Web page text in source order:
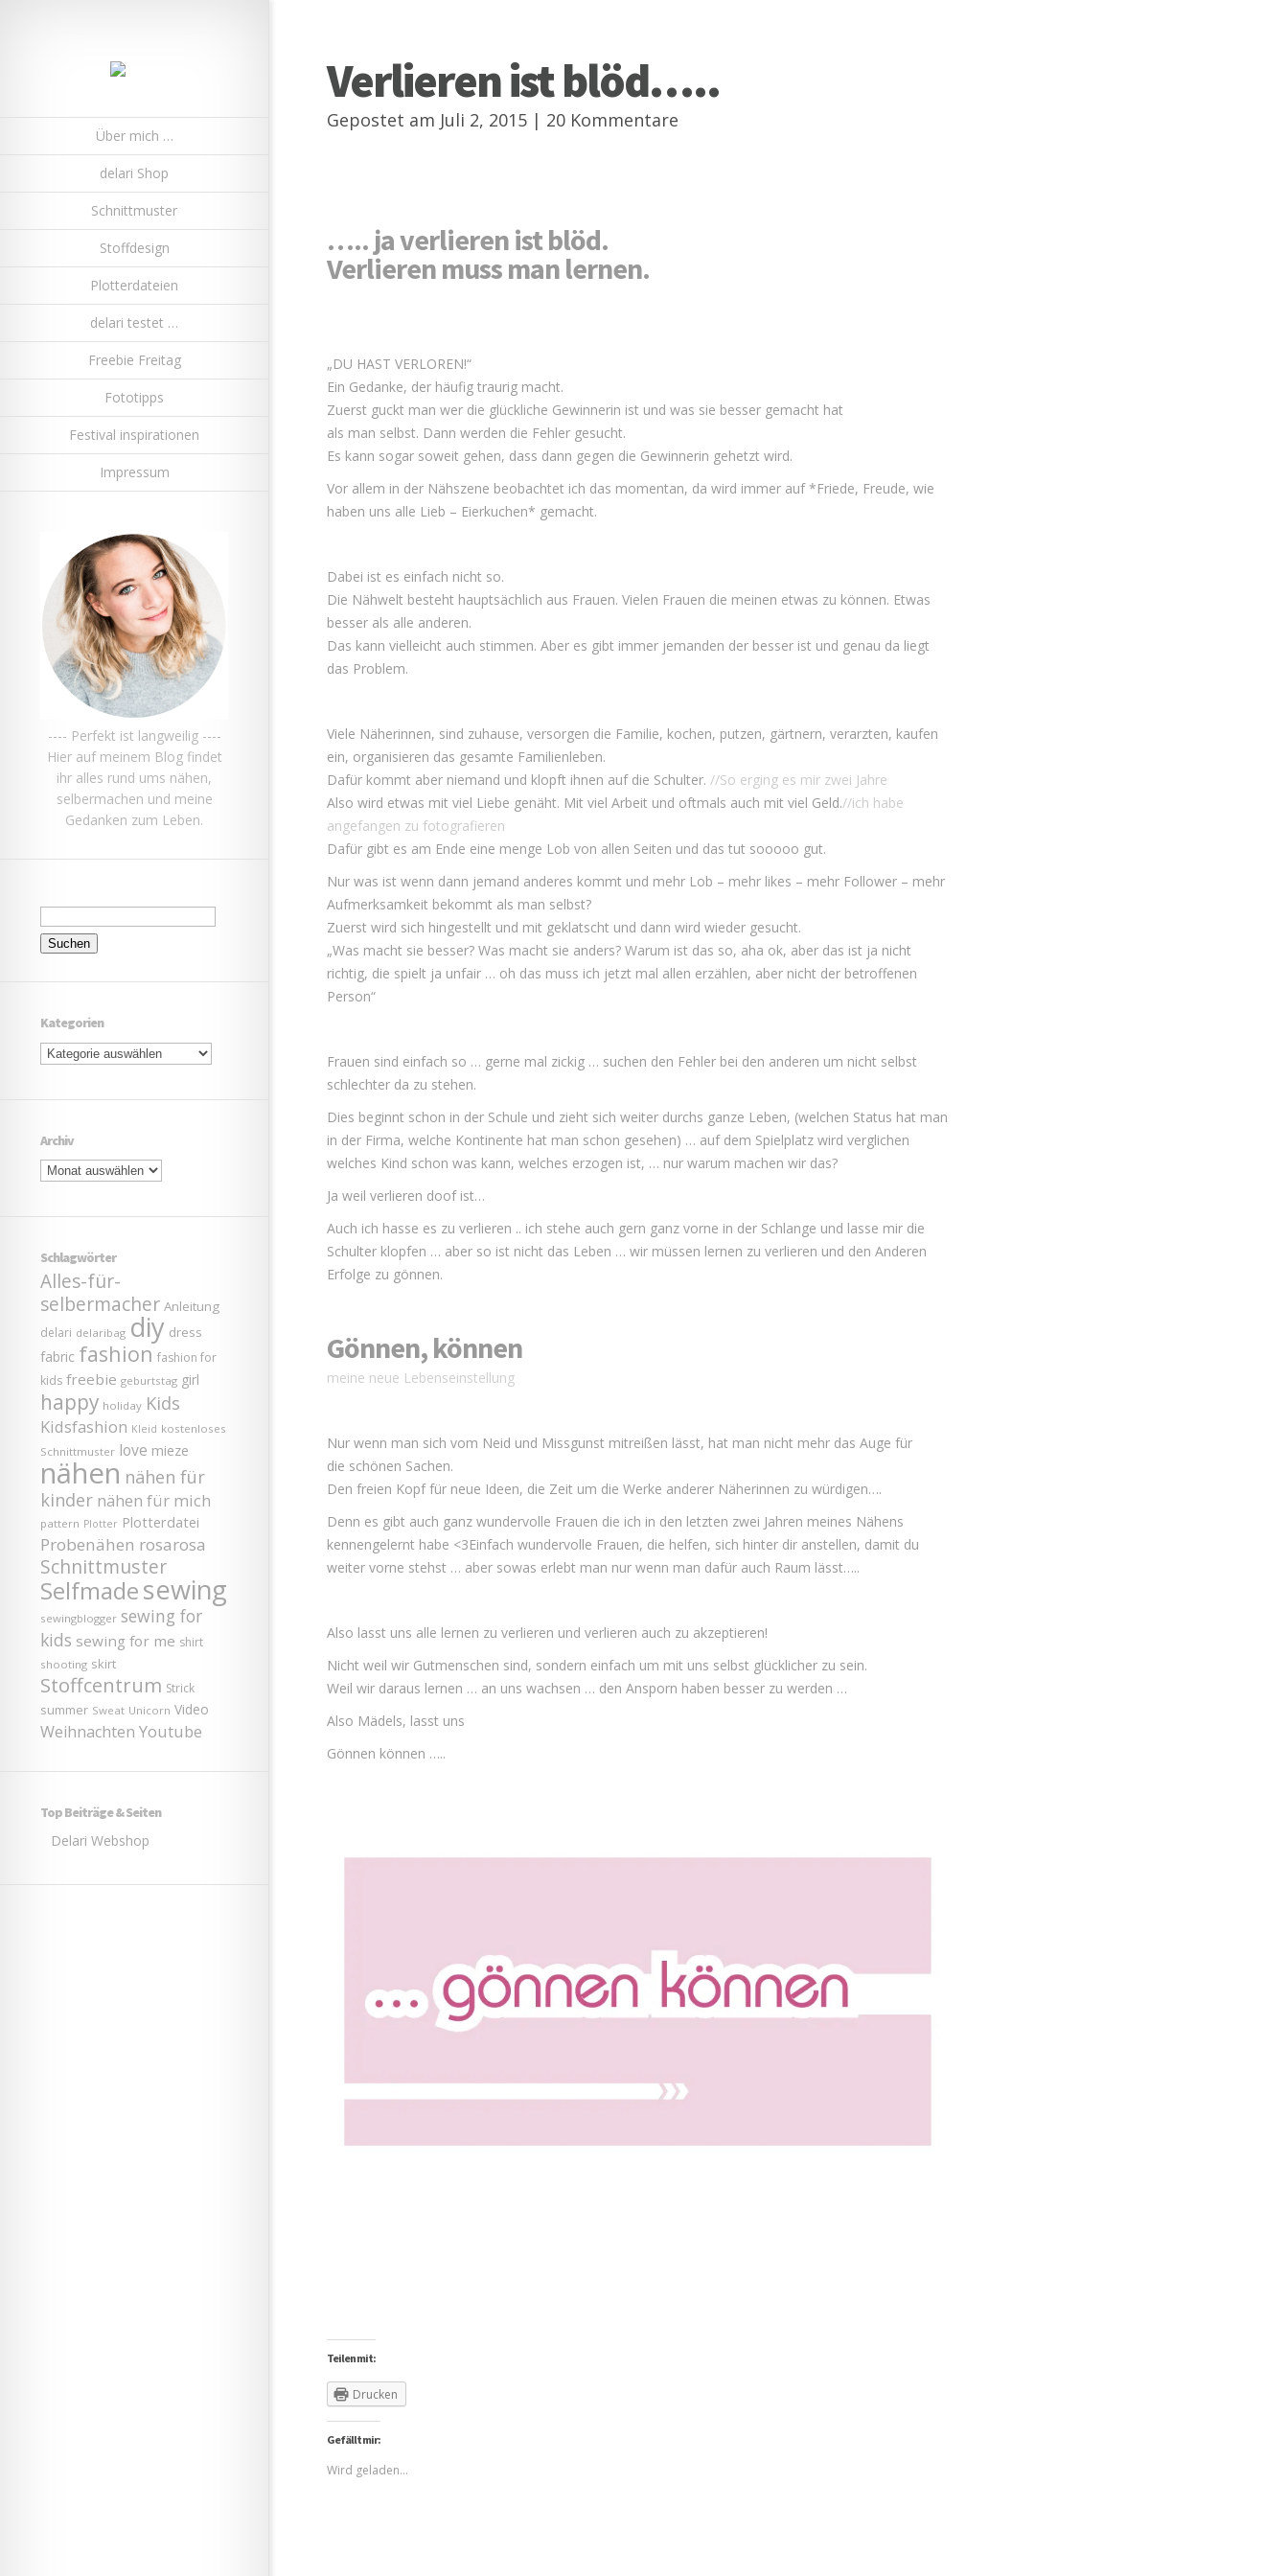
Über mich …
delari Shop
Schnittmuster
Stoffdesign
Plotterdateien
delari testet …
Freebie Freitag
Fototipps
Festival inspirationen
Impressum
---- Perfekt ist langweilig ----
Hier auf meinem Blog findet
ihr alles rund ums nähen,
selbermachen und meine
Gedanken zum Leben.
Suchen
nach:
Kategorien
Kategorien
Archiv
Archiv
Schlagwörter
Alles-für-
selbermacher Anleitung
delari delaribag diy dress
fabric fashion fashion for
kids freebie geburtstag girl
happy holiday Kids
Kidsfashion Kleid kostenloses
Schnittmuster love mieze
nähen nähen für
kinder nähen für mich
pattern Plotter Plotterdatei
Probenähen rosarosa
Schnittmuster
Selfmadesewing
sewingblogger sewing for
kids sewing for me shirt
shooting skirt
Stoffcentrum Strick
summer Sweat Unicorn Video
Weihnachten Youtube
Top Beiträge & Seiten
Delari Webshop
Verlieren ist blöd…..
Gepostet am Juli 2, 2015 | 20 Kommentare
….. ja verlieren ist blöd.
Verlieren muss man lernen.
„DU HAST VERLOREN!“
Ein Gedanke, der häufig traurig macht.
Zuerst guckt man wer die glückliche Gewinnerin ist und was sie besser gemacht hat
als man selbst. Dann werden die Fehler gesucht.
Es kann sogar soweit gehen, dass dann gegen die Gewinnerin gehetzt wird.
Vor allem in der Nähszene beobachtet ich das momentan, da wird immer auf *Friede, Freude, wie
haben uns alle Lieb – Eierkuchen* gemacht.
Dabei ist es einfach nicht so.
Die Nähwelt besteht hauptsächlich aus Frauen. Vielen Frauen die meinen etwas zu können. Etwas
besser als alle anderen.
Das kann vielleicht auch stimmen. Aber es gibt immer jemanden der besser ist und genau da liegt
das Problem.
Viele Näherinnen, sind zuhause, versorgen die Familie, kochen, putzen, gärtnern, verarzten, kaufen
ein, organisieren das gesamte Familienleben.
Dafür kommt aber niemand und klopft ihnen auf die Schulter. //So erging es mir zwei Jahre
Also wird etwas mit viel Liebe genäht. Mit viel Arbeit und oftmals auch mit viel Geld.//ich habe
angefangen zu fotografieren
Dafür gibt es am Ende eine menge Lob von allen Seiten und das tut sooooo gut.
Nur was ist wenn dann jemand anderes kommt und mehr Lob – mehr likes – mehr Follower – mehr
Aufmerksamkeit bekommt als man selbst?
Zuerst wird sich hingestellt und mit geklatscht und dann wird wieder gesucht.
„Was macht sie besser? Was macht sie anders? Warum ist das so, aha ok, aber das ist ja nicht
richtig, die spielt ja unfair … oh das muss ich jetzt mal allen erzählen, aber nicht der betroffenen
Person“
Frauen sind einfach so … gerne mal zickig … suchen den Fehler bei den anderen um nicht selbst
schlechter da zu stehen.
Dies beginnt schon in der Schule und zieht sich weiter durchs ganze Leben, (welchen Status hat man
in der Firma, welche Kontinente hat man schon gesehen) … auf dem Spielplatz wird verglichen
welches Kind schon was kann, welches erzogen ist, … nur warum machen wir das?
Ja weil verlieren doof ist…
Auch ich hasse es zu verlieren .. ich stehe auch gern ganz vorne in der Schlange und lasse mir die
Schulter klopfen … aber so ist nicht das Leben … wir müssen lernen zu verlieren und den Anderen
Erfolge zu gönnen.
Gönnen, können
meine neue Lebenseinstellung
Nur wenn man sich vom Neid und Missgunst mitreißen lässt, hat man nicht mehr das Auge für
die schönen Sachen.
Den freien Kopf für neue Ideen, die Zeit um die Werke anderer Näherinnen zu würdigen….
Denn es gibt auch ganz wundervolle Frauen die ich in den letzten zwei Jahren meines Nähens
kennengelernt habe <3Einfach wundervolle Frauen, die helfen, sich hinter dir anstellen, damit du
weiter vorne stehst … aber sowas erlebt man nur wenn man dafür auch Raum lässt…..
Also lasst uns alle lernen zu verlieren und verlieren auch zu akzeptieren!
Nicht weil wir Gutmenschen sind, sondern einfach um mit uns selbst glücklicher zu sein.
Weil wir daraus lernen … an uns wachsen … den Ansporn haben besser zu werden …
Also Mädels, lasst uns
Gönnen können …..
Teilen mit:
Drucken
Gefällt mir:
Wird geladen...